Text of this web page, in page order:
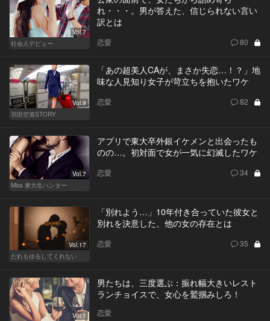
Vol.7
社会人デビュー
れ・・・。男が答えた、信じられない言い
訳とは
恋愛 80
Vol.9
羽田空港STORY
「あの超美人CAが、まさか失恋…！？」地
味な人見知り女子が苛立ちを抱いたワケ
恋愛 82
Vol.7
Miss 東大生ハンター
アプリで東大卒外銀イケメンと出会ったも
のの…。初対面で女が一気に幻滅したワケ
恋愛 34
Vol.17
だれもゆるしてくれない
「別れよう…」10年付き合っていた彼女と
別れを決意した、他の女の存在とは
恋愛 35
Vol.1
男たちは、三度選ぶ：振れ幅大きいレスト
ランチョイスで、女心を鷲掴みしろ！
恋愛